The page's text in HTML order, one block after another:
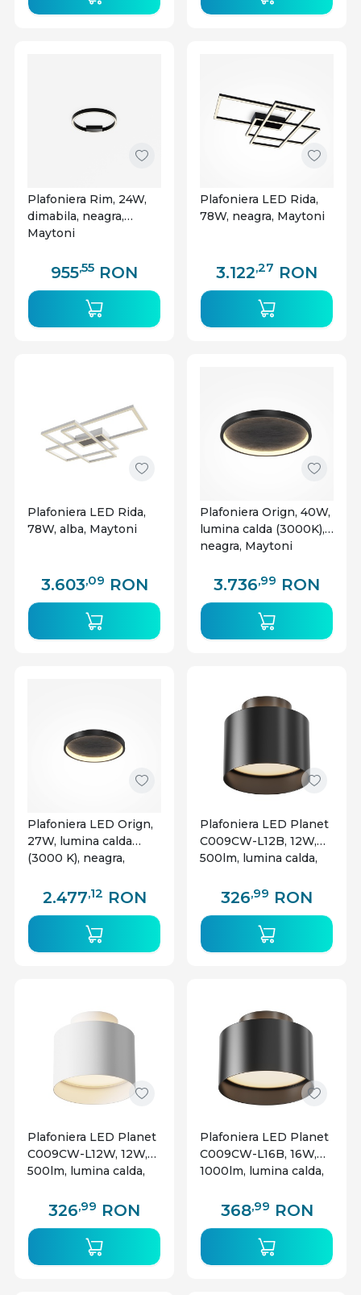
Plafoniera Rim, 24W,
dimabila, neagra,
Maytoni
955,55 RON
Plafoniera LED Rida,
78W, neagra, Maytoni
3.122,27 RON
Plafoniera LED Rida,
78W, alba, Maytoni
3.603,09 RON
Plafoniera Orign, 40W,
lumina calda (3000K),
neagra, Maytoni
3.736,99 RON
Plafoniera LED Orign,
27W, lumina calda
(3000 K), neagra,
2.477,12 RON
Plafoniera LED Planet
C009CW-L12B, 12W,
500lm, lumina calda,
326,99 RON
Plafoniera LED Planet
C009CW-L12W, 12W,
500lm, lumina calda,
326,99 RON
Plafoniera LED Planet
C009CW-L16B, 16W,
1000lm, lumina calda,
368,99 RON